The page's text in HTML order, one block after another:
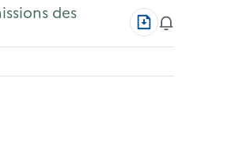
des
Télécharger
au
format